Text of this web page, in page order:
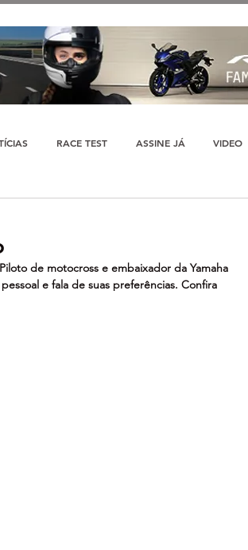
RACE TEST ASSINE JÁ VIDEO
de motocross e embaixador da Yamaha
e fala de suas preferências. Confira